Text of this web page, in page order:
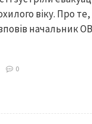
віку. Про
начальник
0